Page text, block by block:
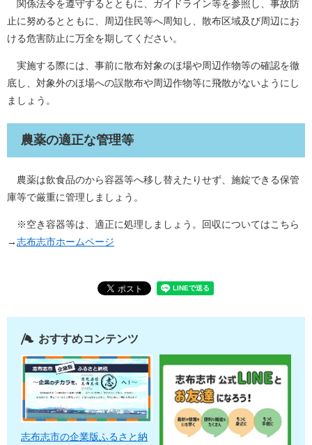
関係法令を遵守するとともに、ガイドライン等を参照し、事故防
止に努めるとともに、周辺住民等へ周知し、散布区域及び周辺にお
ける危害防止に万全を期してください。
実施する際には、事前に散布対象のほ場や周辺作物等の確認を徹
底し、対象外のほ場への誤散布や周辺作物等に飛散がないようにし
ましょう。
農薬の適正な管理等
農薬は飲食品のから容器等へ移し替えたりせず、施錠できる保管
庫等で厳重に管理しましょう。
※空き容器等は、適正に処理しましょう。回収についてはこちら
→志布志市ホームページ
おすすめコンテンツ
志布志市の企業版ふるさと納